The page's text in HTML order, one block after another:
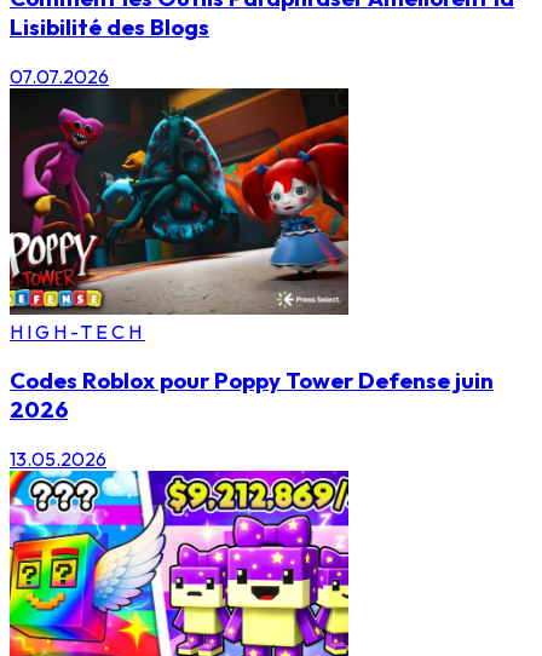
Lisibilité des Blogs
07.07.2026
HIGH-TECH
Codes Roblox pour Poppy Tower Defense juin
2026
13.05.2026